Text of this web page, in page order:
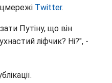
Twitter.
Путіну, що він
ліфчик? Ні?", -